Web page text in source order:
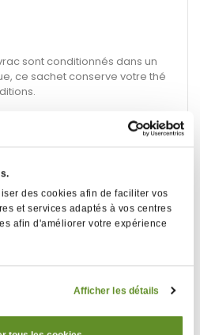
des cookies afin de faciliter vos
et services adaptés à vos centres
afin d'améliorer votre expérience
Afficher les détails
sont conditionnés dans un
ce sachet conserve votre thé
Thés